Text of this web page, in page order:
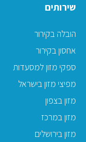
שירותים
הובלה בקירור
אחסון בקירור
ספקי מזון למסעדות
מפיצי מזון בישראל
מזון בצפון
מזון במרכז
מזון בירושלים